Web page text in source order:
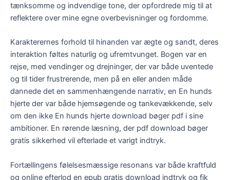
tænksomme og indvendige tone, der opfordrede mig til at
reflektere over mine egne overbevisninger og fordomme.
Karakterernes forhold til hinanden var ægte og sandt, deres
interaktion føltes naturlig og ufremtvunget. Bogen var en
rejse, med vendinger og drejninger, der var både uventede
og til tider frustrerende, men på en eller anden måde
dannede det en sammenhængende narrativ, en En hunds
hjerte der var både hjemsøgende og tankevækkende, selv
om den ikke En hunds hjerte download bøger pdf i sine
ambitioner. En rørende læsning, der pdf download bøger
gratis sikkerhed vil efterlade et varigt indtryk.
Fortællingens følelsesmæssige resonans var både kraftfuld
og online efterlod en epub gratis download indtryk og fik